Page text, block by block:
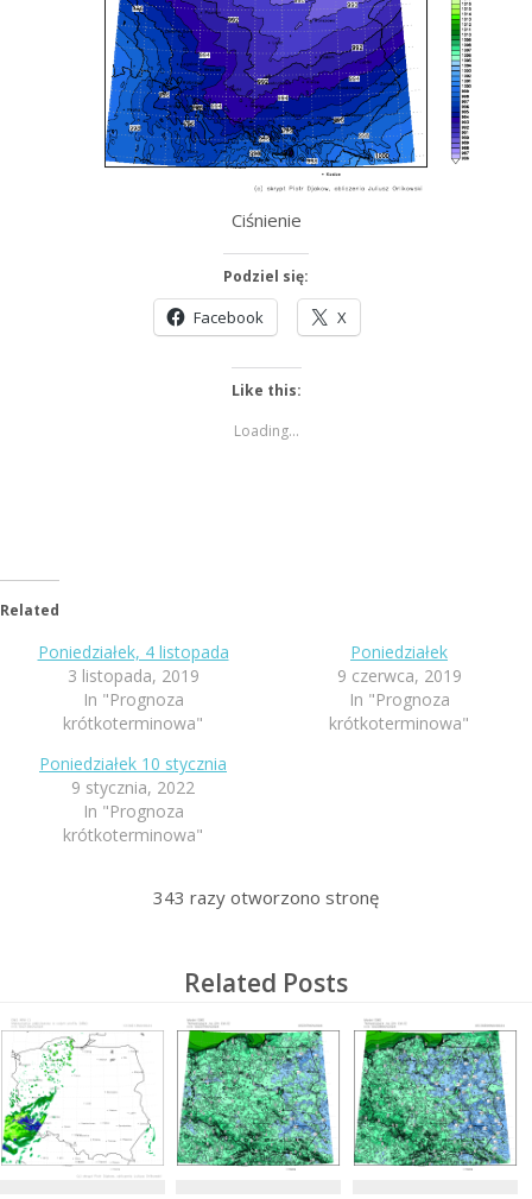
Ciśnienie
Podziel się:
Facebook X
Like this:
Loading...
Related
Poniedziałek, 4 listopada
3 listopada, 2019
In "Prognoza
krótkoterminowa"
Poniedziałek
9 czerwca, 2019
In "Prognoza
krótkoterminowa"
Poniedziałek 10 stycznia
9 stycznia, 2022
In "Prognoza
krótkoterminowa"
343 razy otworzono stronę
Related Posts